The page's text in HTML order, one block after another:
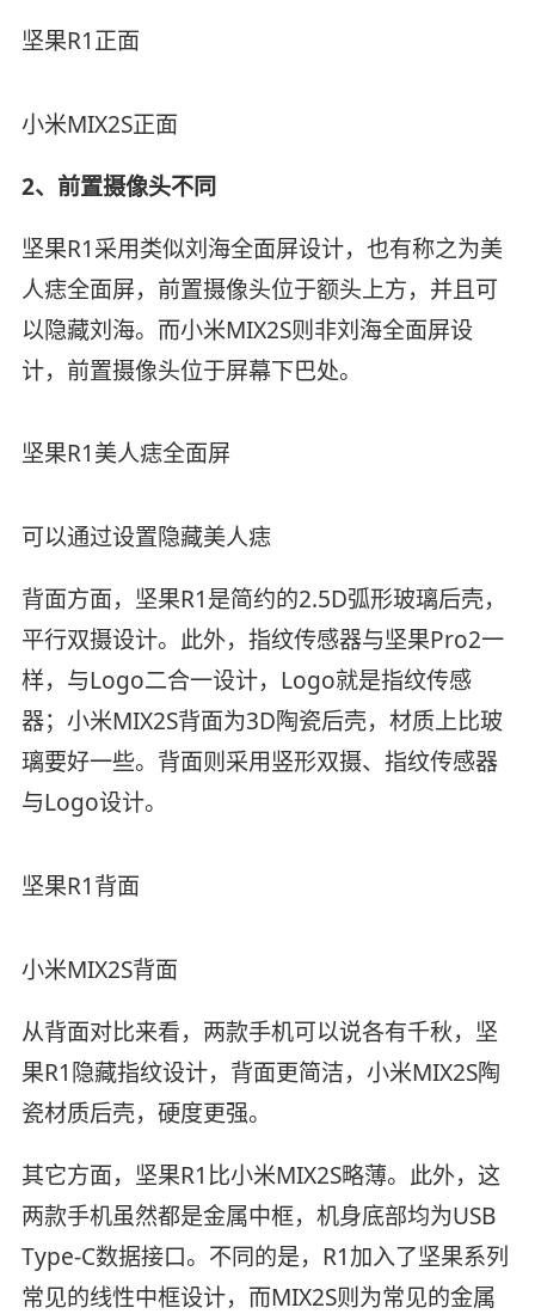
坚果R1正面
小米MIX2S正面
2、前置摄像头不同
坚果R1采用类似刘海全面屏设计，也有称之为美
人痣全面屏，前置摄像头位于额头上方，并且可
以隐藏刘海。而小米MIX2S则非刘海全面屏设
计，前置摄像头位于屏幕下巴处。
坚果R1美人痣全面屏
可以通过设置隐藏美人痣
背面方面，坚果R1是简约的2.5D弧形玻璃后壳，
平行双摄设计。此外，指纹传感器与坚果Pro2一
样，与Logo二合一设计，Logo就是指纹传感
器；小米MIX2S背面为3D陶瓷后壳，材质上比玻
璃要好一些。背面则采用竖形双摄、指纹传感器
与Logo设计。
坚果R1背面
小米MIX2S背面
从背面对比来看，两款手机可以说各有千秋，坚
果R1隐藏指纹设计，背面更简洁，小米MIX2S陶
瓷材质后壳，硬度更强。
其它方面，坚果R1比小米MIX2S略薄。此外，这
两款手机虽然都是金属中框，机身底部均为USB
Type-C数据接口。不同的是，R1加入了坚果系列
常见的线性中框设计，而MIX2S则为常见的金属